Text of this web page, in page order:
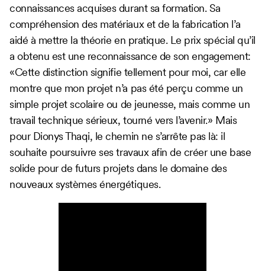
connaissances acquises durant sa formation. Sa
compréhension des matériaux et de la fabrication l’a
aidé à mettre la théorie en pratique. Le prix spécial qu’il
a obtenu est une reconnaissance de son engagement:
«Cette distinction signifie tellement pour moi, car elle
montre que mon projet n’a pas été perçu comme un
simple projet scolaire ou de jeunesse, mais comme un
travail technique sérieux, tourné vers l’avenir.» Mais
pour Dionys Thaqi, le chemin ne s’arrête pas là: il
souhaite poursuivre ses travaux afin de créer une base
solide pour de futurs projets dans le domaine des
nouveaux systèmes énergétiques.